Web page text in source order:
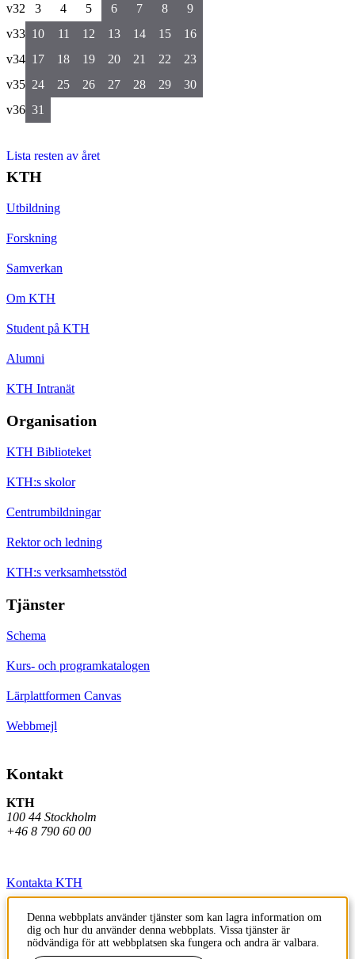
v32
3 4 5 6 7 8
9
v33 10 11 12 13 14 15
16
v34 17 18 19 20 21 22
23
v35 24 25 26 27 28 29
30
v36 31
Lista resten av året
KTH
Utbildning
Forskning
Samverkan
Om KTH
Student på KTH
Alumni
KTH Intranät
Organisation
KTH Biblioteket
KTH:s skolor
Centrumbildningar
Rektor och ledning
KTH:s verksamhetsstöd
Tjänster
Schema
Kurs- och programkatalogen
Lärplattformen Canvas
Webbmejl
Kontakt
KTH
100 44 Stockholm
+46 8 790 60 00
Kontakta KTH
Jobba på KTH
Press och media
Denna webbplats använder tjänster som kan lagra information om
dig och hur du använder denna webbplats. Vissa tjänster är
nödvändiga för att webbplatsen ska fungera och andra är valbara.